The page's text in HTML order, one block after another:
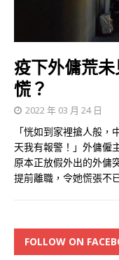
疫下外傭荒
慌？
2022 年 03 月 24 日
「恍如到家裡搶人般
天我有報警！」外傭僱
原本正放假外出的外傭
提前離職，令她慌張不
FOLLOW ON